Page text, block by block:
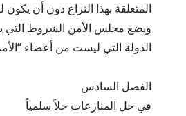
المتعلقة بهذا النزاع دون أن
ويضع مجلس الأمن الشروط التي
الدولة التي ليست من أعضاء
الفصل السادس
في حل المنازعات حلاً سلمياً